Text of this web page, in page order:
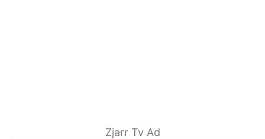
Zjarr Tv Ad